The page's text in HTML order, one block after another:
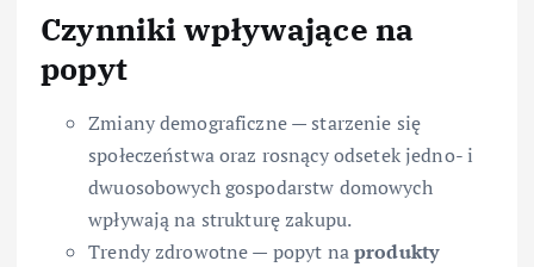
Czynniki wpływające na
popyt
Zmiany demograficzne — starzenie się
społeczeństwa oraz rosnący odsetek jedno- i
dwuosobowych gospodarstw domowych
wpływają na strukturę zakupu.
Trendy zdrowotne — popyt naprodukty